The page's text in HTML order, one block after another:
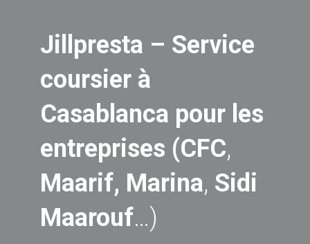
Jillpresta – Service
coursier à
Casablanca pour les
entreprises (CFC,
Maarif, Marina, Sidi
Maarouf…)